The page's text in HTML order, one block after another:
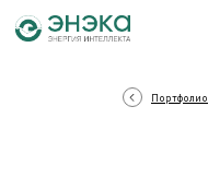
Портфолио